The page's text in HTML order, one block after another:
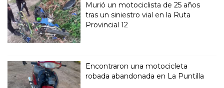
Murió un motociclista de 25 años
tras un siniestro vial en la Ruta
Provincial 12
Encontraron una motocicleta
robada abandonada en La Puntilla